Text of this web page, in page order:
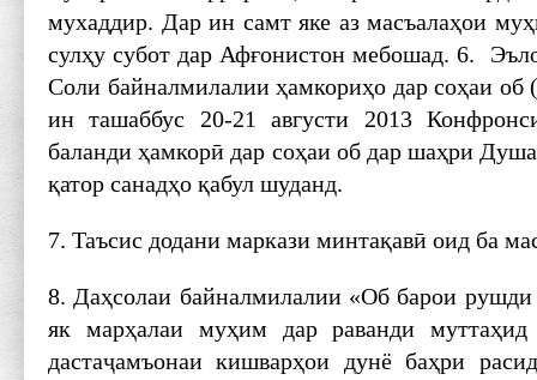
мухаддир. Дар ин самт яке аз масъалаҳои
сулҳу субот дар Афғонистон мебошад. 6.
Соли байналмилалии ҳамкориҳо дар соҳаи об
ин ташаббус 20-21 августи 2013
баланди ҳамкорӣ дар соҳаи об дар шаҳри
қатор санадҳо қабул шуданд.
7. Таъсис додани маркази минтақавӣ оид ба
8. Даҳсолаи байналмилалии «Об барои рушди
як марҳалаи муҳим дар раванди муттаҳид
дастаҷамъонаи кишварҳои дунё баҳри